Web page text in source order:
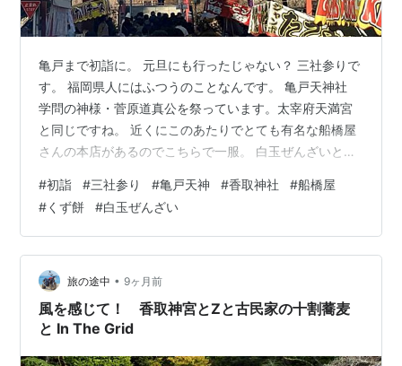
亀戸まで初詣に。 元旦にも行ったじゃない？ 三社参りで
す。 福岡県人にはふつうのことなんです。 亀戸天神社
学問の神様・菅原道真公を祭っています。太宰府天満宮
と同じですね。 近くにこのあたりでとても有名な船橋屋
さんの本店があるのでこちらで一服。 白玉ぜんざいとミ
神社から5～600mのところにある、香取神社へ。 こちら
はスポーツの神様。勝負事の神様。 福岡でいえば筥崎
宮。 三社の組み合わせ（御神徳）は福岡時代と同じよう
になりました。 2026年にフルマラソンの自己ベスト更新
できますように。 がんばれ！のポチっをお願いしまっ
す！ にほんブログ村…
#初詣 #三社参り #亀戸天神 #香取神社 #船橋屋
#くず餅 #白玉ぜんざい
旅の途中 • 9ヶ月前
風を感じて！ 香取神宮とZと古民家の十割蕎麦
と In The Grid